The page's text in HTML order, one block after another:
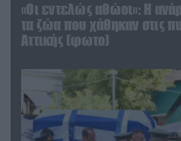
«Οι εντελώς αθώοι»: Η
τα ζώα που χάθηκαν στις
Αττικής (φωτο)